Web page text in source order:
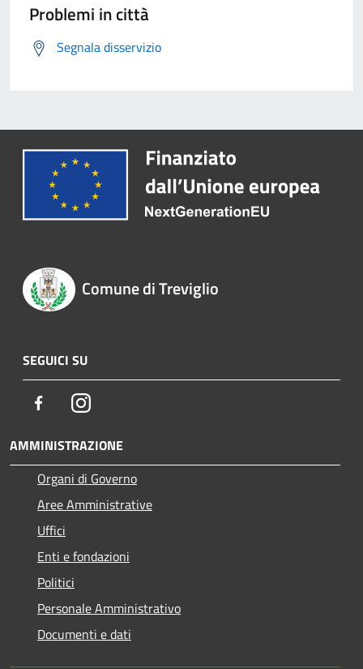
Problemi in città
Segnala disservizio
Comune di Treviglio
SEGUICI SU
FacebookInstagram
AMMINISTRAZIONE
Organi di Governo
Aree Amministrative
Uffici
Enti e fondazioni
Politici
Personale Amministrativo
Documenti e dati